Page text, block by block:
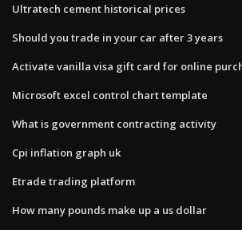
Ultratech cement historical prices
Should you trade in your car after 3 years
Activate vanilla visa gift card for online
Microsoft excel control chart template
What is government contracting activity
Cpi inflation graph uk
Etrade trading platform
How many pounds make up a us dollar